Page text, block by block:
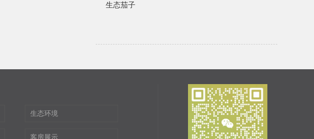
生态茄子
生态环境
客房展示